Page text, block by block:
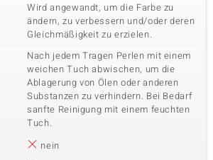
Wird angewandt, um die Farbe zu
ändern, zu verbessern und/oder deren
Gleichmäßigkeit zu erzielen.
Nach jedem Tragen Perlen mit einem
weichen Tuch abwischen, um die
Ablagerung von Ölen oder anderen
Substanzen zu verhindern. Bei Bedarf
sanfte Reinigung mit einem feuchten
Tuch.
nein